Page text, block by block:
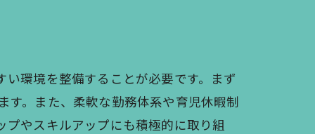
環境を整備することが必要です。まず
す。また、柔軟な勤務体系や育児休暇制
やスキルアップにも積極的に取り組